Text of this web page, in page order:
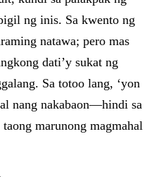
ng inis. Sa kwento ng
natawa; pero mas
dati’y sukat ng
Sa totoo lang, ‘yon
nang nakabaon—hindi sa
marunong magmahal